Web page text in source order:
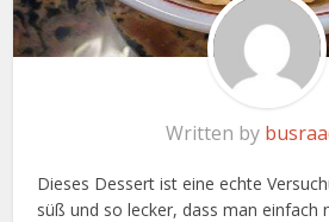
Written by
Dieses Dessert ist eine echte
süß und so lecker, dass man einfach